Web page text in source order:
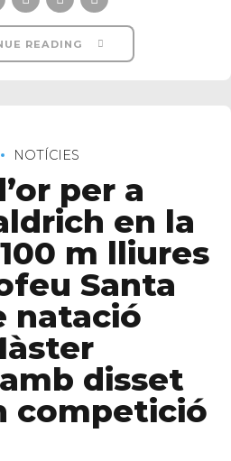
READING
NOTÍCIES
per a
en la
m lliures
Santa
natació
disset
competició